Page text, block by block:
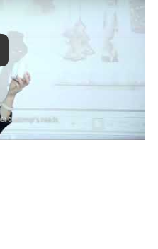
Keynote (Google I/O '18)